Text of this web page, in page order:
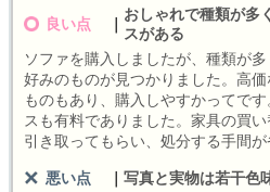
良い点
おしゃれで種類が多
スがある
ソファを購入しましたが、種類が
好みのものが見つかりました。高
ものもあり、購入しやすかってで
スも有料でありました。家具の買
引き取ってもらい、処分する手間が
悪い点
写真と実物は若干色